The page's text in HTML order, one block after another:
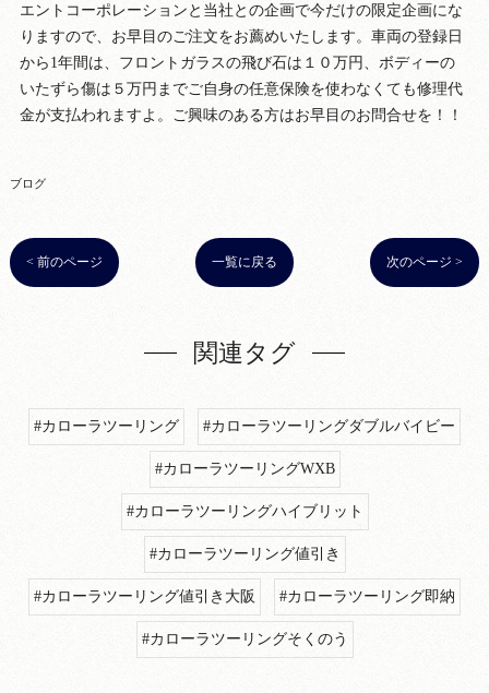
エントコーポレーションと当社との企画で今だけの限定企画にな
りますので、お早目のご注文をお薦めいたします。車両の登録日
から1年間は、フロントガラスの飛び石は１０万円、ボディーの
いたずら傷は５万円までご自身の任意保険を使わなくても修理代
金が支払われますよ。ご興味のある方はお早目のお問合せを！！
ブログ
< 前のページ 一覧に戻る 次のページ >
関連タグ
#カローラツーリング #カローラツーリングダブルバイビー
#カローラツーリングWXB
#カローラツーリングハイブリット
#カローラツーリング値引き
#カローラツーリング値引き大阪 #カローラツーリング即納
#カローラツーリングそくのう